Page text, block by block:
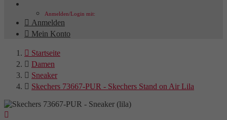
Anmelden/Login mit:
 Anmelden
 Mein Konto
 Startseite
 Damen
 Sneaker
 Skechers 73667-PUR - Skechers Stand on Air Lila
